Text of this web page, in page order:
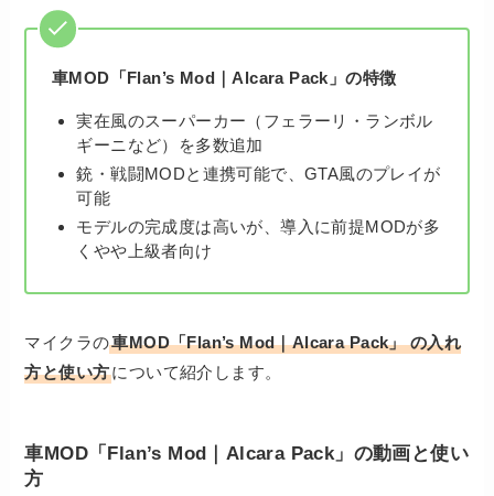
車MOD「Flan’s Mod｜Alcara Pack」の特徴
実在風のスーパーカー（フェラーリ・ランボル
ギーニなど）を多数追加
銃・戦闘MODと連携可能で、GTA風のプレイが
可能
モデルの完成度は高いが、導入に前提MODが多
くやや上級者向け
マイクラの車MOD「Flan’s Mod｜Alcara Pack」 の入れ
方と使い方について紹介します。
車MOD「Flan’s Mod｜Alcara Pack」の動画と使い
方